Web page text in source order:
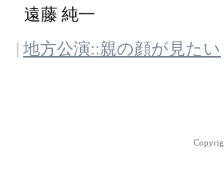
遠藤 純一
地方公演::親の顔が見たい